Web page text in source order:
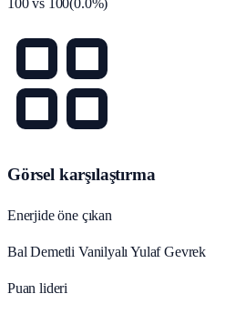
100vs 100(0.0%)
Görsel karşılaştırma
Enerjide öne çıkan
Bal Demetli Vanilyalı Yulaf Gevrek
Puan lideri